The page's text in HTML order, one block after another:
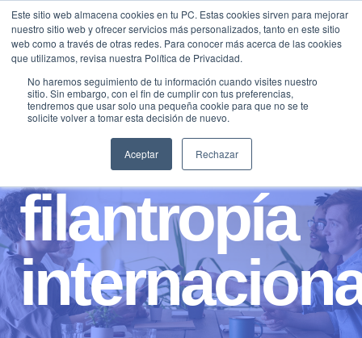
Este sitio web almacena cookies en tu PC. Estas cookies sirven para mejorar
nuestro sitio web y ofrecer servicios más personalizados, tanto en este sitio
web como a través de otras redes. Para conocer más acerca de las cookies
que utilizamos, revisa nuestra Política de Privacidad.
No haremos seguimiento de tu información cuando visites nuestro
sitio. Sin embargo, con el fin de cumplir con tus preferencias,
tendremos que usar solo una pequeña cookie para que no se te
solicite volver a tomar esta decisión de nuevo.
Aceptar Rechazar
Saltar
contenido
filantropía
Traducir »